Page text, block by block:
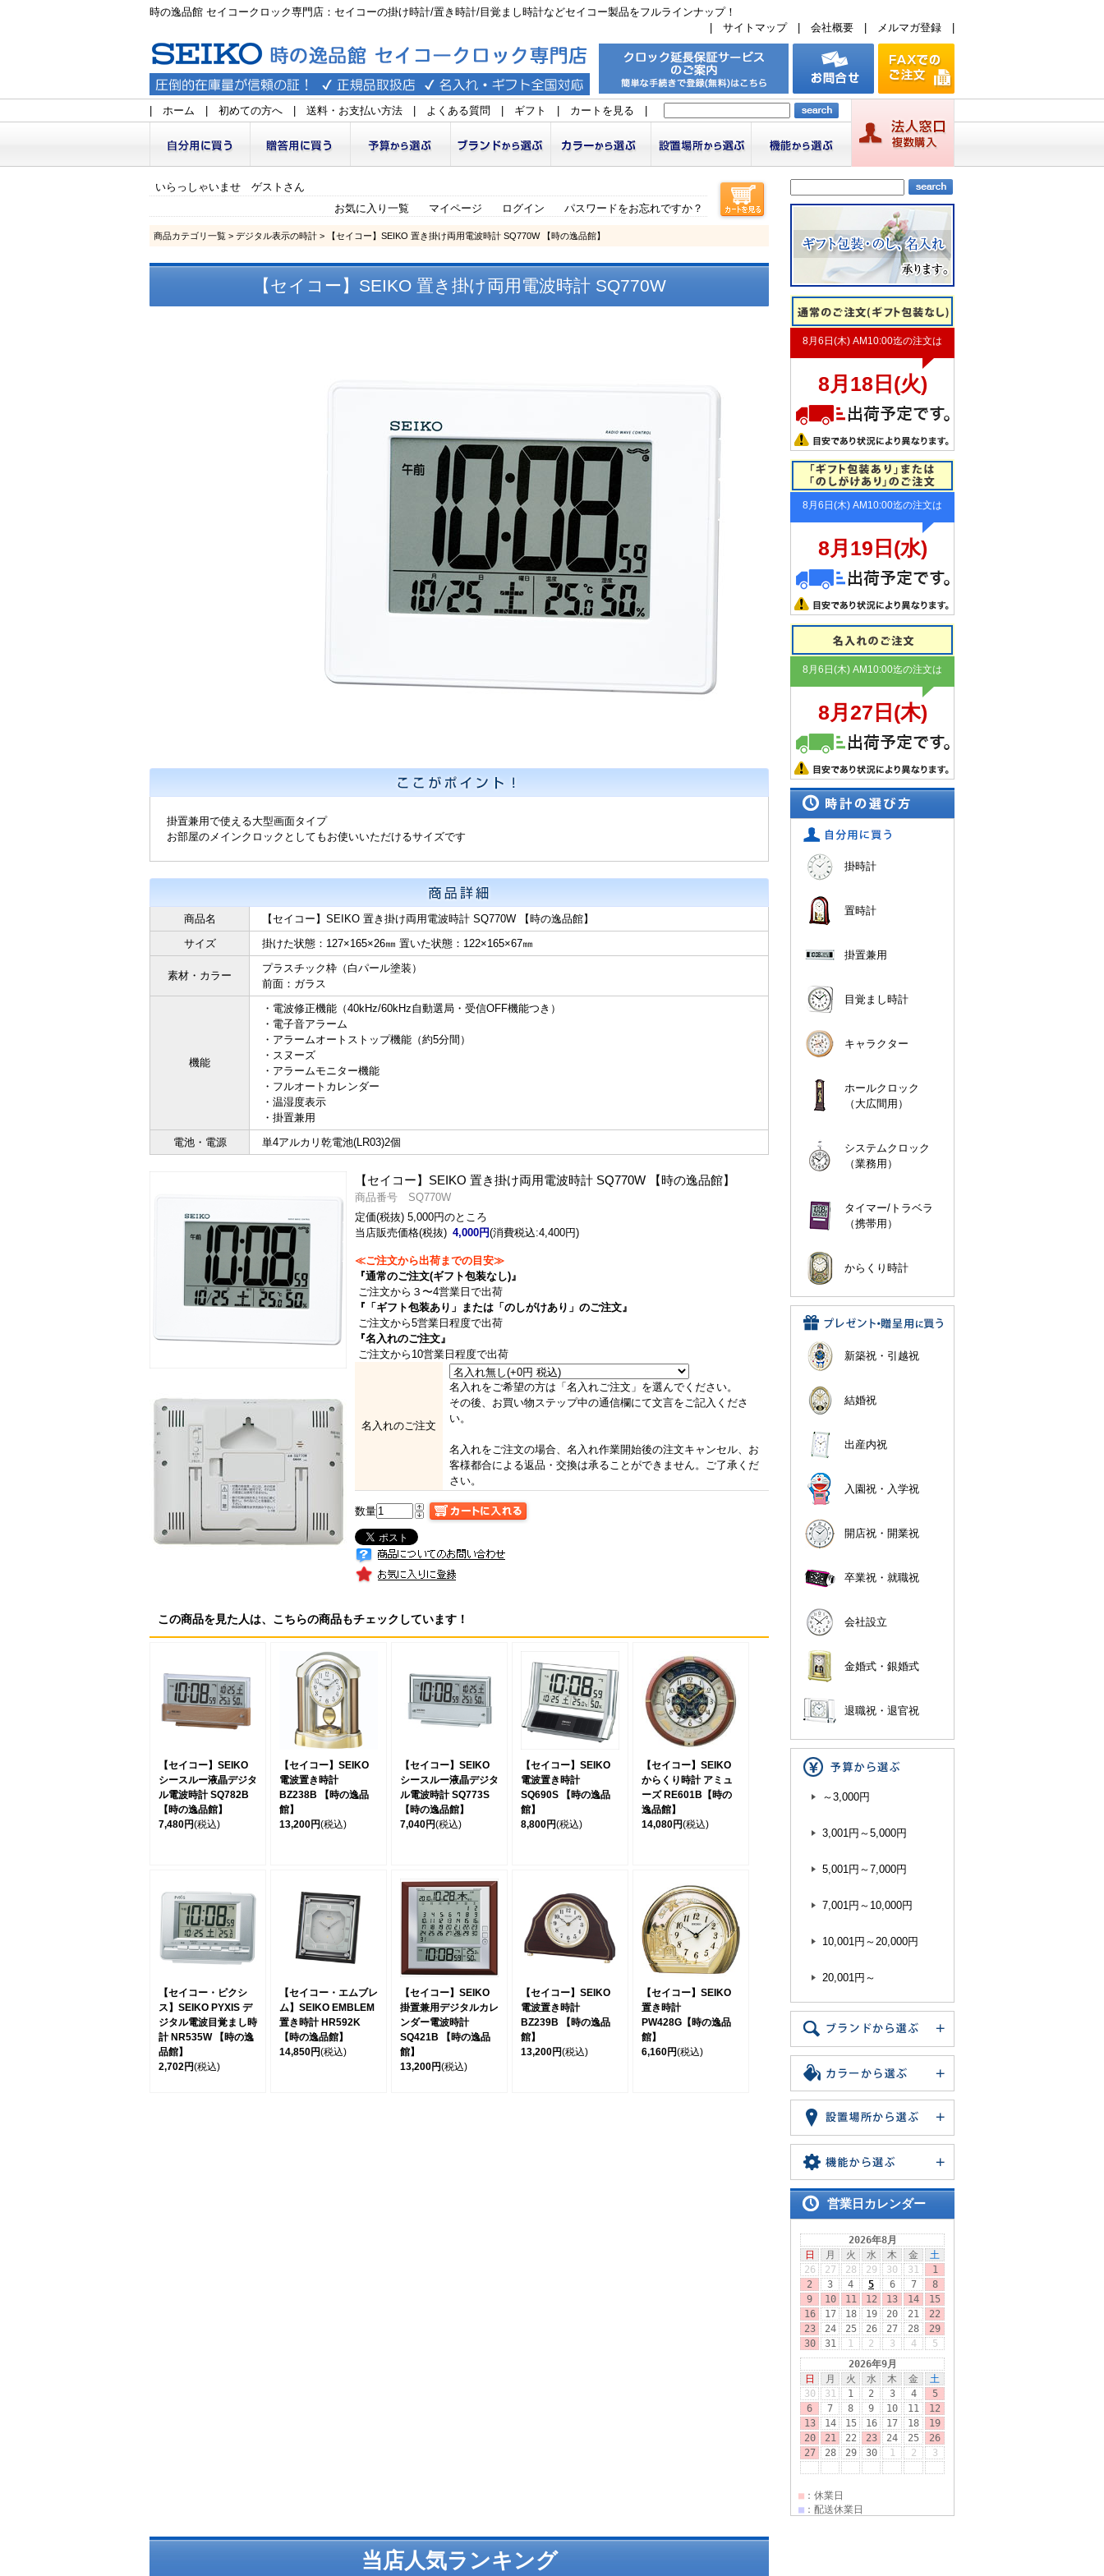
時の逸品館 セイコークロック専門店：セイコーの掛け時計/置き時計/目覚まし時計などセイコー製品をフルラインナップ！
サイトマップ| 会社概要 メルマガ登録
ホーム 初めての方へ 送料・お支払い方法 よくある質問 ギフト カートを見る
いらっしゃいませ ゲストさん
お気に入り一覧
マイページ ログイン パスワードをお忘れですか？
商品カテゴリ一覧 > デジタル表示の時計 > 【セイコー】SEIKO 置き掛け両用電波時計 SQ770W 【時の逸品館】
【セイコー】SEIKO 置き掛け両用電波時計 SQ770W
掛置兼用で使える大型画面タイプ
お部屋のメインクロックとしてもお使いいただけるサイズです
商品名
【セイコー】SEIKO 置き掛け両用電波時計 SQ770W 【時の逸品館】
サイズ
掛けた状態：127×165×26㎜ 置いた状態：122×165×67㎜
素材・カラー
プラスチック枠（白パール塗装）
前面：ガラス
機能
・電波修正機能（40kHz/60kHz自動選局・受信OFF機能つき）
・電子音アラーム
・アラームオートストップ機能（約5分間）
・スヌーズ
・アラームモニター機能
・フルオートカレンダー
・温湿度表示
・掛置兼用
電池・電源
単4アルカリ乾電池(LR03)2個
【セイコー】SEIKO 置き掛け両用電波時計 SQ770W 【時の逸品館】
商品番号 SQ770W
定価(税抜) 5,000円のところ
当店販売価格(税抜) 4,000円(消費税込:4,400円)
≪ご注文から出荷までの目安≫
『通常のご注文(ギフト包装なし)』
ご注文から３〜4営業日で出荷
『「ギフト包装あり」または「のしがけあり」のご注文』
ご注文から5営業日程度で出荷
『名入れのご注文』
ご注文から10営業日程度で出荷
名入れのご注文
名入れをご希望の方は「名入れご注文」を選んでください。
その後、お買い物ステップ中の通信欄にて文言をご記入くださ
い。
名入れをご注文の場合、名入れ作業開始後の注文キャンセル、お
客様都合による返品・交換は承ることができません。ご了承くだ
さい。
数量
この商品を見た人は、こちらの商品もチェックしています！
【セイコー】SEIKO
シースルー液晶デジタ
ル電波時計 SQ782B
【時の逸品館】
7,480円(税込)
【セイコー】SEIKO
電波置き時計
BZ238B 【時の逸品
館】
13,200円(税込)
【セイコー】SEIKO
シースルー液晶デジタ
ル電波時計 SQ773S
【時の逸品館】
7,040円(税込)
【セイコー】SEIKO
電波置き時計
SQ690S 【時の逸品
館】
8,800円(税込)
【セイコー】SEIKO
からくり時計 アミュ
ーズ RE601B【時の
逸品館】
14,080円(税込)
【セイコー・ピクシ
ス】SEIKO PYXIS デ
ジタル電波目覚まし時
計 NR535W 【時の逸
品館】
2,702円(税込)
【セイコー・エムブレ
ム】SEIKO EMBLEM
置き時計 HR592K
【時の逸品館】
14,850円(税込)
【セイコー】SEIKO
掛置兼用デジタルカレ
ンダー電波時計
SQ421B 【時の逸品
館】
13,200円(税込)
【セイコー】SEIKO
電波置き時計
BZ239B 【時の逸品
館】
13,200円(税込)
【セイコー】SEIKO
置き時計
PW428G【時の逸品
館】
6,160円(税込)
掛時計
置時計
掛置兼用
目覚まし時計
キャラクター
ホールクロック
（大広間用）
システムクロック
（業務用）
タイマー/トラベラ
（携帯用）
からくり時計
新築祝・引越祝
結婚祝
出産内祝
入園祝・入学祝
開店祝・開業祝
卒業祝・就職祝
会社設立
金婚式・銀婚式
退職祝・退官祝
～3,000円
3,001円～5,000円
5,001円～7,000円
7,001円～10,000円
10,001円～20,000円
20,001円～
営業日カレンダー
当店人気ランキング